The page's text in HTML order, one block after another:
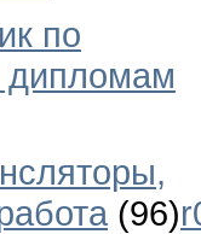
по
дипломам
(96)